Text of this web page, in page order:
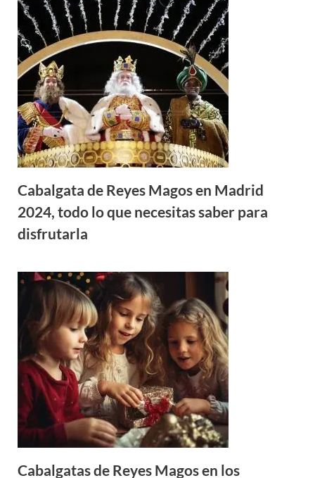
Cabalgata de Reyes Magos en Madrid
2024, todo lo que necesitas saber para
disfrutarla
Cabalgatas de Reyes Magos en los